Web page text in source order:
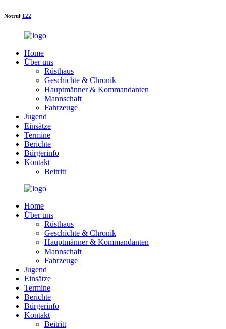
Notruf 122
Home
Über uns
Rüsthaus
Geschichte & Chronik
Hauptmänner & Kommandanten
Mannschaft
Fahrzeuge
Jugend
Einsätze
Termine
Berichte
Bürgerinfo
Kontakt
Beitritt
Home
Über uns
Rüsthaus
Geschichte & Chronik
Hauptmänner & Kommandanten
Mannschaft
Fahrzeuge
Jugend
Einsätze
Termine
Berichte
Bürgerinfo
Kontakt
Beitritt